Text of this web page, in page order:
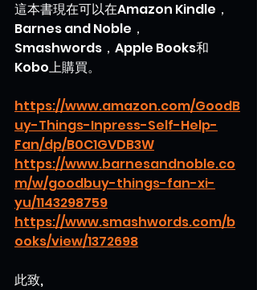
這本書現在可以在Amazon Kindle，
Barnes and Noble，
Smashwords，Apple Books和
Kobo上購買。
https://www.amazon.com/GoodB
uy-Things-Inpress-Self-Help-
Fan/dp/B0C1GVDB3W
https://www.barnesandnoble.co
m/w/goodbuy-things-fan-xi-
yu/1143298759
https://www.smashwords.com/b
ooks/view/1372698
此致,